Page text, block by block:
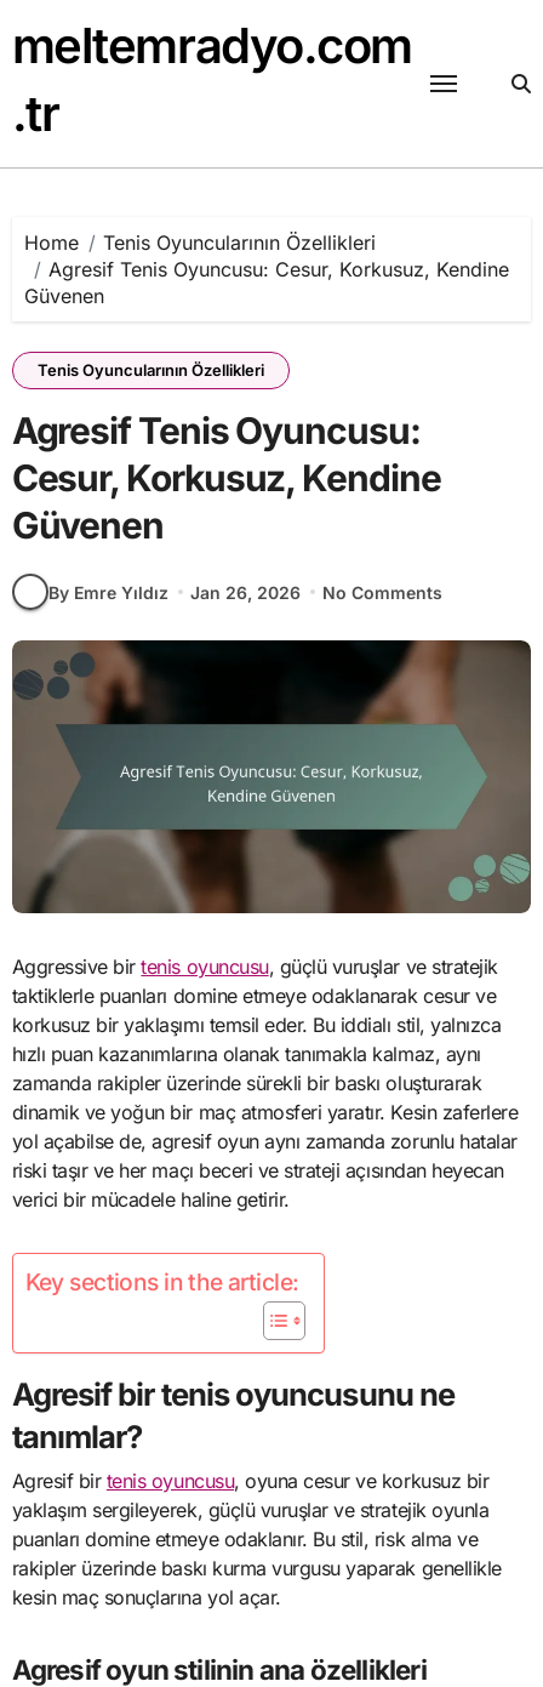
to
content
meltemradyo.com
.tr
Home
Tenis Oyuncularının Özellikleri
Agresif Tenis Oyuncusu: Cesur, Korkusuz, Kendine
Güvenen
Tenis Oyuncularının Özellikleri
Agresif Tenis Oyuncusu:
Cesur, Korkusuz, Kendine
Güvenen
By Emre Yıldız Jan 26, 2026 No Comments
Aggressive birtenis oyuncusu, güçlü vuruşlar ve stratejik
taktiklerle puanları domine etmeye odaklanarak cesur ve
korkusuz bir yaklaşımı temsil eder. Bu iddialı stil, yalnızca
hızlı puan kazanımlarına olanak tanımakla kalmaz, aynı
zamanda rakipler üzerinde sürekli bir baskı oluşturarak
dinamik ve yoğun bir maç atmosferi yaratır. Kesin zaferlere
yol açabilse de, agresif oyun aynı zamanda zorunlu hatalar
riski taşır ve her maçı beceri ve strateji açısından heyecan
verici bir mücadele haline getirir.
Key sections in the article:
Agresif bir tenis oyuncusunu ne
tanımlar?
Agresif bir tenis oyuncusu, oyuna cesur ve korkusuz bir
yaklaşım sergileyerek, güçlü vuruşlar ve stratejik oyunla
puanları domine etmeye odaklanır. Bu stil, risk alma ve
rakipler üzerinde baskı kurma vurgusu yaparak genellikle
kesin maç sonuçlarına yol açar.
Agresif oyun stilinin ana özellikleri